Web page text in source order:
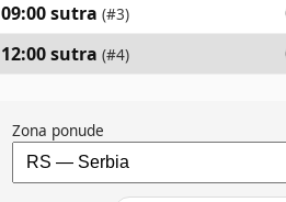
09:00 sutra (#3)
12:00 sutra (#4)
Zona ponude